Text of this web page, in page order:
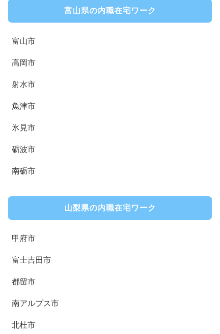
富山県の内職在宅ワーク
富山市
高岡市
射水市
魚津市
氷見市
砺波市
南砺市
山梨県の内職在宅ワーク
甲府市
富士吉田市
都留市
南アルプス市
北杜市